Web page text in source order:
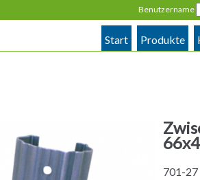
Benutzername
Start Produkte
701-27